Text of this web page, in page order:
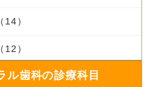
）
）
ル歯科の診療科目